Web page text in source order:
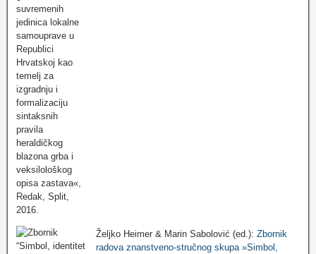
Željko Heimer & Marin Sabolović (ed.): Zbornik
radova znanstveno-stručnog skupa »Simbol,